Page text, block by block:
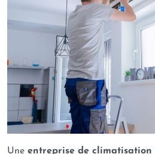
Une entreprise de climatisation